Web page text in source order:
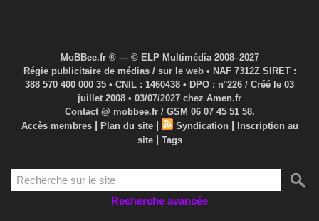
MoBBee.fr ® — © ELP Multimédia 2008–2027
Régie publicitaire de médias / sur le web • NAF 7312Z SIRET :
388 570 400 000 35 • CNIL : 1460438 • DPO : n°226 / Créé le 03
juillet 2008 • 03/07/2027 chez Amen.fr
Contact @ mobbee.fr / GSM 06 07 45 51 58.
Accès membres | Plan du site | Syndication |
Inscription au
site | Tags
Recherche avancée